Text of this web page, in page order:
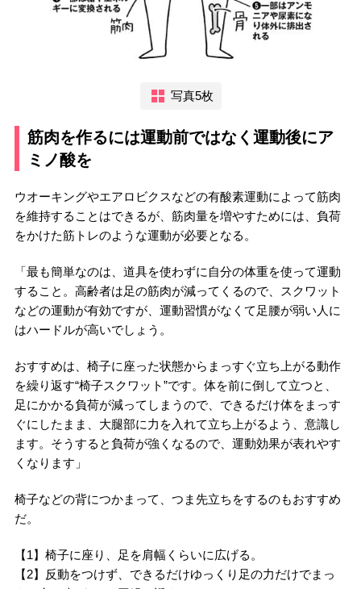
写真5枚
筋肉を作るには運動前ではなく運動後にア
ミノ酸を
ウオーキングやエアロビクスなどの有酸素運動によって筋肉
を維持することはできるが、筋肉量を増やすためには、負荷
をかけた筋トレのような運動が必要となる。
「最も簡単なのは、道具を使わずに自分の体重を使って運動
すること。高齢者は足の筋肉が減ってくるので、スクワット
などの運動が有効ですが、運動習慣がなくて足腰が弱い人に
はハードルが高いでしょう。
おすすめは、椅子に座った状態からまっすぐ立ち上がる動作
を繰り返す“椅子スクワット”です。体を前に倒して立つと、
足にかかる負荷が減ってしまうので、できるだけ体をまっす
ぐにしたまま、大腿部に力を入れて立ち上がるよう、意識し
ます。そうすると負荷が強くなるので、運動効果が表れやす
くなります」
椅子などの背につかまって、つま先立ちをするのもおすすめ
だ。
【1】椅子に座り、足を肩幅くらいに広げる。
【2】反動をつけず、できるだけゆっくり足の力だけでまっ